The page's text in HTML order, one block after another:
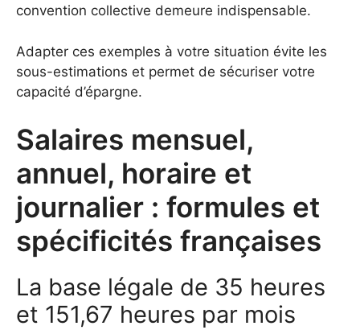
convention collective demeure indispensable.
Adapter ces exemples à votre situation évite les
sous-estimations et permet de sécuriser votre
capacité d’épargne.
Salaires mensuel,
annuel, horaire et
journalier : formules et
spécificités françaises
La base légale de 35 heures
et 151,67 heures par mois